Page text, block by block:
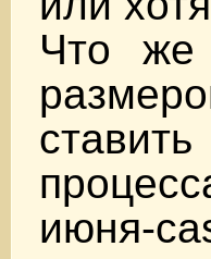
Что же
июня-